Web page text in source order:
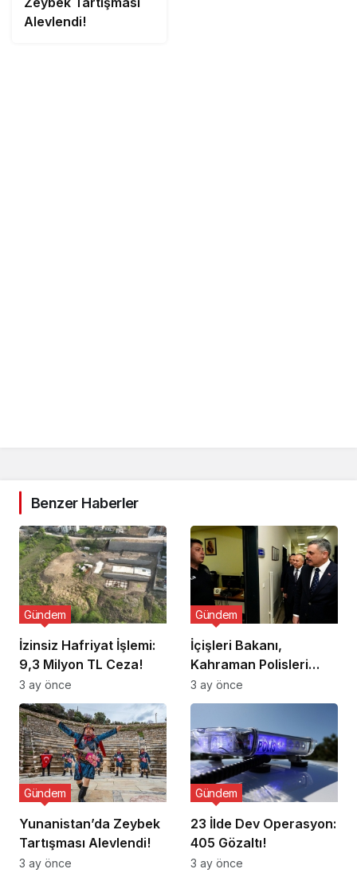
Alevlendi!
Benzer Haberler
İzinsiz Hafriyat İşlemi:
9,3 Milyon TL Ceza!
Gündem
3 ay önce
İçişleri Bakanı,
Kahraman Polisleri
Ziyaret Etti
Gündem
3 ay önce
Yunanistan’da Zeybek
Tartışması Alevlendi!
Gündem
3 ay önce
23 İlde Dev Operasyon:
405 Gözaltı!
Gündem
3 ay önce